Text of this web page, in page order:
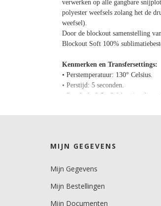
verwerken op alle gangbare
polyester weefsels zolang het de
weefsel).
Door de blockout samenstelling
Blockout Soft 100%
Kenmerken en Transfersettings:
• Perstemperatuur: 130° Celsius.
• Perstijd: 5 seconden.
• Persdruk: 2,5 - 3,0 bar (medium
MIJN GEGEVENS
Mijn Gegevens
Mijn Bestellingen
Mijn Documenten